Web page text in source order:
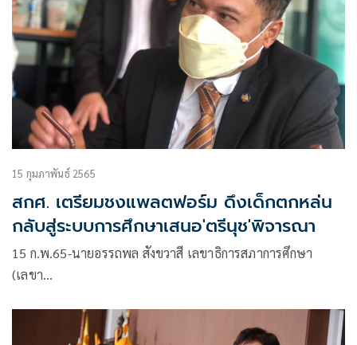
15 กุมภาพันธ์ 2565
สกศ. เตรียมชงแพลตฟอร์ม ดึงเด็กตกหล่น
กลับสู่ระบบการศึกษาเสนอ'ตรีนุช'พิจารณา
15 ก.พ.65-นายอรรถพล สังขวาสี เลขาธิการสภาการศึกษา
(เลขา…